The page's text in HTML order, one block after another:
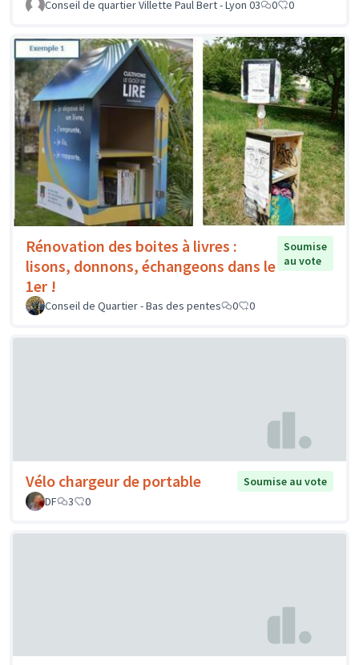
Conseil de quartier Villette Paul Bert - Lyon 03 0 0
Rénovation des boites à livres :
lisons, donnons, échangeons dans le
1er !
Soumise
au vote
Conseil de Quartier - Bas des pentes 0 0
Vélo chargeur de portable
Soumise au vote
DF
3 0